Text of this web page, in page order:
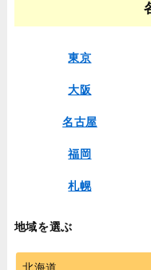
東京
大阪
名古屋
福岡
札幌
地域を選ぶ
北海道